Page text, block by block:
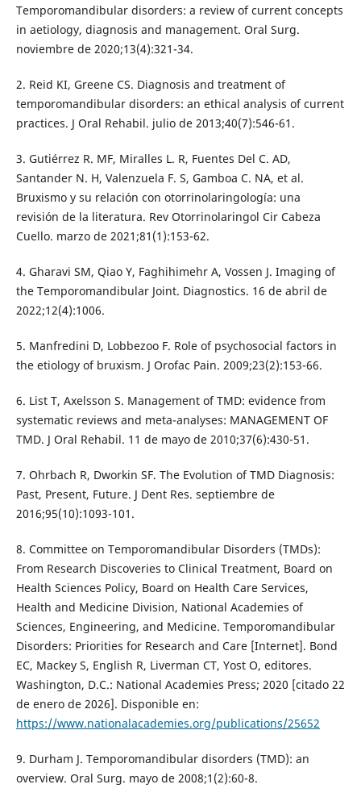
Temporomandibular disorders: a review of current concepts
in aetiology, diagnosis and management. Oral Surg.
noviembre de 2020;13(4):321-34.
2. Reid KI, Greene CS. Diagnosis and treatment of
temporomandibular disorders: an ethical analysis of current
practices. J Oral Rehabil. julio de 2013;40(7):546-61.
3. Gutiérrez R. MF, Miralles L. R, Fuentes Del C. AD,
Santander N. H, Valenzuela F. S, Gamboa C. NA, et al.
Bruxismo y su relación con otorrinolaringología: una
revisión de la literatura. Rev Otorrinolaringol Cir Cabeza
Cuello. marzo de 2021;81(1):153-62.
4. Gharavi SM, Qiao Y, Faghihimehr A, Vossen J. Imaging of
the Temporomandibular Joint. Diagnostics. 16 de abril de
2022;12(4):1006.
5. Manfredini D, Lobbezoo F. Role of psychosocial factors in
the etiology of bruxism. J Orofac Pain. 2009;23(2):153-66.
6. List T, Axelsson S. Management of TMD: evidence from
systematic reviews and meta-analyses: MANAGEMENT OF
TMD. J Oral Rehabil. 11 de mayo de 2010;37(6):430-51.
7. Ohrbach R, Dworkin SF. The Evolution of TMD Diagnosis:
Past, Present, Future. J Dent Res. septiembre de
2016;95(10):1093-101.
8. Committee on Temporomandibular Disorders (TMDs):
From Research Discoveries to Clinical Treatment, Board on
Health Sciences Policy, Board on Health Care Services,
Health and Medicine Division, National Academies of
Sciences, Engineering, and Medicine. Temporomandibular
Disorders: Priorities for Research and Care [Internet]. Bond
EC, Mackey S, English R, Liverman CT, Yost O, editores.
Washington, D.C.: National Academies Press; 2020 [citado 22
de enero de 2026]. Disponible en:
https://www.nationalacademies.org/publications/25652
9. Durham J. Temporomandibular disorders (TMD): an
overview. Oral Surg. mayo de 2008;1(2):60-8.